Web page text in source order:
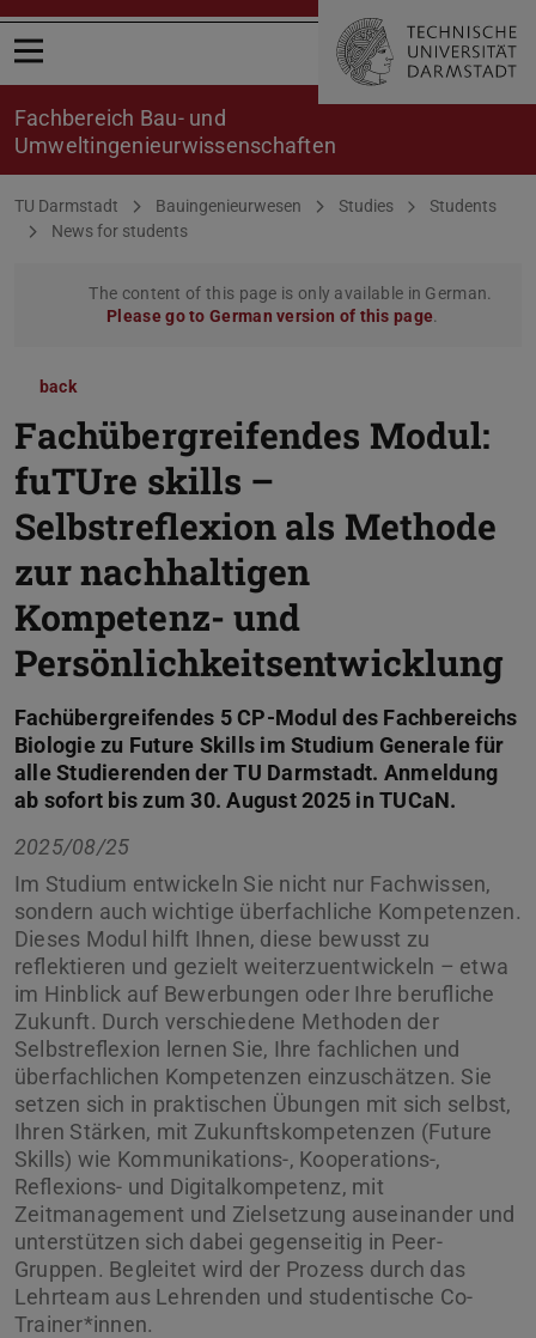
Open menu
Fachbereich Bau- und
Umweltingenieurwissenschaften
You are here:
TU Darmstadt Bauingenieurwesen Studies
Students
News for students
The content of this page is only available in German.
Please go to German version of this page.
back
Fachübergreifendes Modul:
fuTUre skills –
Selbstreflexion als Methode
zur nachhaltigen
Kompetenz- und
Persönlichkeitsentwicklung
Fachübergreifendes 5 CP-Modul des Fachbereichs
Biologie zu Future Skills im Studium Generale für
alle Studierenden der TU Darmstadt. Anmeldung
ab sofort bis zum 30. August 2025 in TUCaN.
2025/08/25
Im Studium entwickeln Sie nicht nur Fachwissen,
sondern auch wichtige überfachliche Kompetenzen.
Dieses Modul hilft Ihnen, diese bewusst zu
reflektieren und gezielt weiterzuentwickeln – etwa
im Hinblick auf Bewerbungen oder Ihre berufliche
Zukunft. Durch verschiedene Methoden der
Selbstreflexion lernen Sie, Ihre fachlichen und
überfachlichen Kompetenzen einzuschätzen. Sie
setzen sich in praktischen Übungen mit sich selbst,
Ihren Stärken, mit Zukunftskompetenzen (Future
Skills) wie Kommunikations-, Kooperations-,
Reflexions- und Digitalkompetenz, mit
Zeitmanagement und Zielsetzung auseinander und
unterstützen sich dabei gegenseitig in Peer-
Gruppen. Begleitet wird der Prozess durch das
Lehrteam aus Lehrenden und studentische Co-
Trainer*innen.